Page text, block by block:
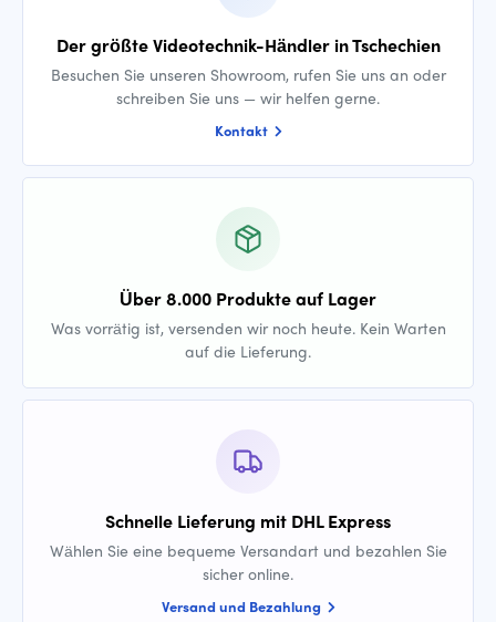
Der größte Videotechnik-Händler in Tschechien
Besuchen Sie unseren Showroom, rufen Sie uns an oder
schreiben Sie uns — wir helfen gerne.
Kontakt
Über 8.000 Produkte auf Lager
Was vorrätig ist, versenden wir noch heute. Kein Warten
auf die Lieferung.
Schnelle Lieferung mit DHL Express
Wählen Sie eine bequeme Versandart und bezahlen Sie
sicher online.
Versand und Bezahlung